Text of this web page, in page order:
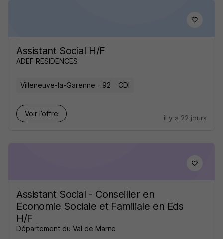
Assistant Social H/F
ADEF RESIDENCES
Villeneuve-la-Garenne - 92 CDI
Voir l’offre
il y a 22 jours
Assistant Social - Conseiller en
Economie Sociale et Familiale en Eds
H/F
Département du Val de Marne